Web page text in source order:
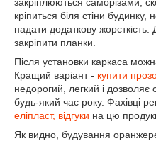
кріпиться біля стіни
надати додаткову жорсткість.
закріпити планки.
Після установки каркаса
Кращий варіант - купити
недорогий, легкий і
будь-який час року. Фахівці
еліпласт, відгуки на цю
Як видно, будування